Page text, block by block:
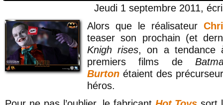
Jeudi 1 septembre 2011,
Alors que le réalisateur
teaser son prochain (et
Knigh rises, on a tendance
premiers films de
Burton étaient des
héros.